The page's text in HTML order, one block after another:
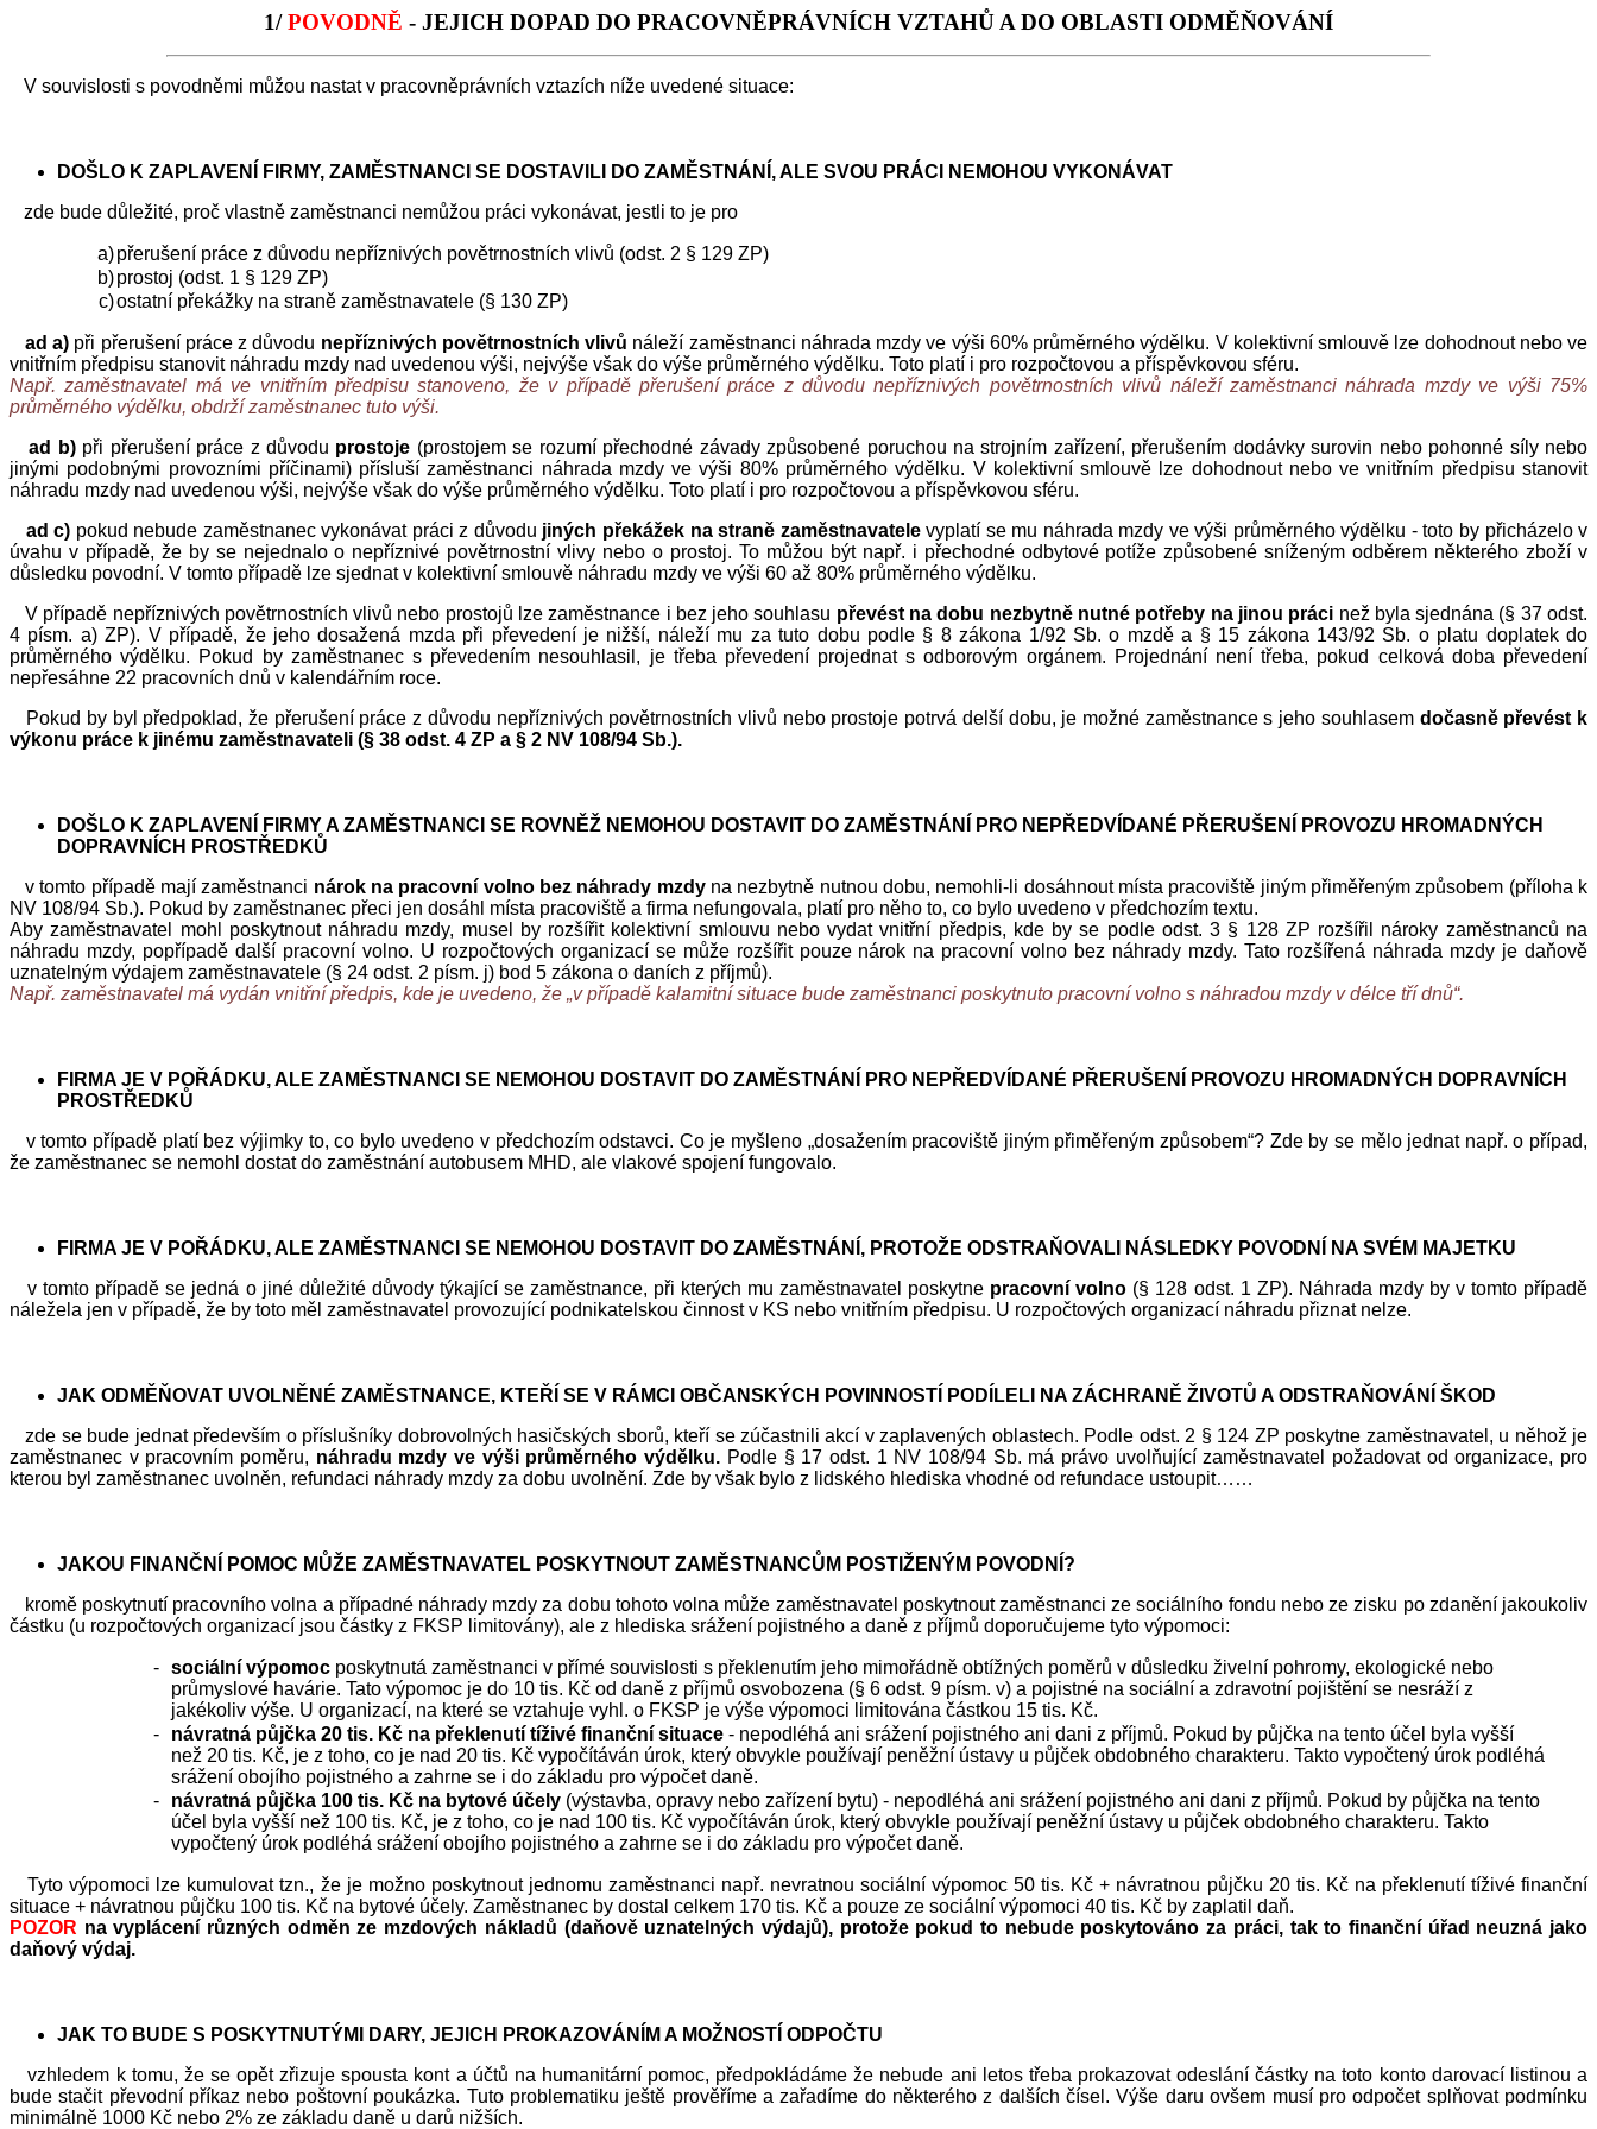
1/POVODNĚ - JEJICH DOPAD DO PRACOVNĚPRÁVNÍCH VZTAHŮ A DO OBLASTI ODMĚŇOVÁNÍ
V souvislosti s povodněmi můžou nastat v pracovněprávních vztazích níže uvedené situace:
DOŠLO K ZAPLAVENÍ FIRMY, ZAMĚSTNANCI SE DOSTAVILI DO ZAMĚSTNÁNÍ, ALE SVOU PRÁCI NEMOHOU VYKONÁVAT
zde bude důležité, proč vlastně zaměstnanci nemůžou práci vykonávat, jestli to je pro
a)přerušení práce z důvodu nepříznivých povětrnostních vlivů (odst. 2 § 129 ZP)
b)prostoj (odst. 1 § 129 ZP)
c)ostatní překážky na straně zaměstnavatele (§ 130 ZP)
ad a) při přerušení práce z důvodu nepříznivých povětrnostních vlivů náleží zaměstnanci náhrada mzdy ve výši 60% průměrného výdělku. V kolektivní smlouvě lze dohodnout nebo ve
vnitřním předpisu stanovit náhradu mzdy nad uvedenou výši, nejvýše však do výše průměrného výdělku. Toto platí i pro rozpočtovou a příspěvkovou sféru.
Např. zaměstnavatel má ve vnitřním předpisu stanoveno, že v případě přerušení práce z důvodu nepříznivých povětrnostních vlivů náleží zaměstnanci náhrada mzdy ve výši 75%
průměrného výdělku, obdrží zaměstnanec tuto výši.
ad b)při přerušení práce z důvodu prostoje (prostojem se rozumí přechodné závady způsobené poruchou na strojním zařízení, přerušením dodávky surovin nebo pohonné síly nebo
jinými podobnými provozními příčinami) přísluší zaměstnanci náhrada mzdy ve výši 80% průměrného výdělku. V kolektivní smlouvě lze dohodnout nebo ve vnitřním předpisu stanovit
náhradu mzdy nad uvedenou výši, nejvýše však do výše průměrného výdělku. Toto platí i pro rozpočtovou a příspěvkovou sféru.
ad c) pokud nebude zaměstnanec vykonávat práci z důvodu jiných překážek na straně zaměstnavatelevyplatí se mu náhrada mzdy ve výši průměrného výdělku - toto by přicházelo v
úvahu v případě, že by se nejednalo o nepříznivé povětrnostní vlivy nebo o prostoj. To můžou být např. i přechodné odbytové potíže způsobené sníženým odběrem některého zboží v
důsledku povodní. V tomto případě lze sjednat v kolektivní smlouvě náhradu mzdy ve výši 60 až 80% průměrného výdělku.
V případě nepříznivých povětrnostních vlivů nebo prostojů lze zaměstnance i bez jeho souhlasu převést na dobu nezbytně nutné potřeby na jinou práci než byla sjednána (§ 37 odst.
4 písm. a) ZP). V případě, že jeho dosažená mzda při převedení je nižší, náleží mu za tuto dobu podle § 8 zákona 1/92 Sb. o mzdě a § 15 zákona 143/92 Sb. o platu doplatek do
průměrného výdělku. Pokud by zaměstnanec s převedením nesouhlasil, je třeba převedení projednat s odborovým orgánem. Projednání není třeba, pokud celková doba převedení
nepřesáhne 22 pracovních dnů v kalendářním roce.
Pokud by byl předpoklad, že přerušení práce z důvodu nepříznivých povětrnostních vlivů nebo prostoje potrvá delší dobu, je možné zaměstnance s jeho souhlasemdočasně převést k
výkonu práce k jinému zaměstnavateli (§ 38 odst. 4 ZP a § 2 NV 108/94 Sb.).
DOŠLO K ZAPLAVENÍ FIRMY A ZAMĚSTNANCI SE ROVNĚŽ NEMOHOU DOSTAVIT DO ZAMĚSTNÁNÍ PRO NEPŘEDVÍDANÉ PŘERUŠENÍ PROVOZU HROMADNÝCH
DOPRAVNÍCH PROSTŘEDKŮ
v tomto případě mají zaměstnanci nárok na pracovní volno bez náhrady mzdyna nezbytně nutnou dobu, nemohli-li dosáhnout místa pracoviště jiným přiměřeným způsobem (příloha k
NV 108/94 Sb.). Pokud by zaměstnanec přeci jen dosáhl místa pracoviště a firma nefungovala, platí pro něho to, co bylo uvedeno v předchozím textu.
Aby zaměstnavatel mohl poskytnout náhradu mzdy, musel by rozšířit kolektivní smlouvu nebo vydat vnitřní předpis, kde by se podle odst. 3 § 128 ZP rozšířil nároky zaměstnanců na
náhradu mzdy, popřípadě další pracovní volno. U rozpočtových organizací se může rozšířit pouze nárok na pracovní volno bez náhrady mzdy. Tato rozšířená náhrada mzdy je daňově
uznatelným výdajem zaměstnavatele (§ 24 odst. 2 písm. j) bod 5 zákona o daních z příjmů).
Např. zaměstnavatel má vydán vnitřní předpis, kde je uvedeno, že „v případě kalamitní situace bude zaměstnanci poskytnuto pracovní volno s náhradou mzdy v délce tří dnů“.
FIRMA JE V POŘÁDKU, ALE ZAMĚSTNANCI SE NEMOHOU DOSTAVIT DO ZAMĚSTNÁNÍ PRO NEPŘEDVÍDANÉ PŘERUŠENÍ PROVOZU HROMADNÝCH DOPRAVNÍCH
PROSTŘEDKŮ
v tomto případě platí bez výjimky to, co bylo uvedeno v předchozím odstavci. Co je myšleno „dosažením pracoviště jiným přiměřeným způsobem“? Zde by se mělo jednat např. o případ,
že zaměstnanec se nemohl dostat do zaměstnání autobusem MHD, ale vlakové spojení fungovalo.
FIRMA JE V POŘÁDKU, ALE ZAMĚSTNANCI SE NEMOHOU DOSTAVIT DO ZAMĚSTNÁNÍ, PROTOŽE ODSTRAŇOVALI NÁSLEDKY POVODNÍ NA SVÉM MAJETKU
v tomto případě se jedná o jiné důležité důvody týkající se zaměstnance, při kterých mu zaměstnavatel poskytne pracovní volno (§ 128 odst. 1 ZP). Náhrada mzdy by v tomto případě
náležela jen v případě, že by toto měl zaměstnavatel provozující podnikatelskou činnost v KS nebo vnitřním předpisu. U rozpočtových organizací náhradu přiznat nelze.
JAK ODMĚŇOVAT UVOLNĚNÉ ZAMĚSTNANCE, KTEŘÍ SE V RÁMCI OBČANSKÝCH POVINNOSTÍ PODÍLELI NA ZÁCHRANĚ ŽIVOTŮ A ODSTRAŇOVÁNÍ ŠKOD
zde se bude jednat především o příslušníky dobrovolných hasičských sborů, kteří se zúčastnili akcí v zaplavených oblastech. Podle odst. 2 § 124 ZP poskytne zaměstnavatel, u něhož je
zaměstnanec v pracovním poměru, náhradu mzdy ve výši průměrného výdělku. Podle § 17 odst. 1 NV 108/94 Sb. má právo uvolňující zaměstnavatel požadovat od organizace, pro
kterou byl zaměstnanec uvolněn, refundaci náhrady mzdy za dobu uvolnění. Zde by však bylo z lidského hlediska vhodné od refundace ustoupit……
JAKOU FINANČNÍ POMOC MŮŽE ZAMĚSTNAVATEL POSKYTNOUT ZAMĚSTNANCŮM POSTIŽENÝM POVODNÍ?
kromě poskytnutí pracovního volna a případné náhrady mzdy za dobu tohoto volna může zaměstnavatel poskytnout zaměstnanci ze sociálního fondu nebo ze zisku po zdanění jakoukoliv
částku (u rozpočtových organizací jsou částky z FKSP limitovány), ale z hlediska srážení pojistného a daně z příjmů doporučujeme tyto výpomoci:
- sociální výpomocposkytnutá zaměstnanci v přímé souvislosti s překlenutím jeho mimořádně obtížných poměrů v důsledku živelní pohromy, ekologické nebo
průmyslové havárie. Tato výpomoc je do 10 tis. Kč od daně z příjmů osvobozena (§ 6 odst. 9 písm. v) a pojistné na sociální a zdravotní pojištění se nesráží z
jakékoliv výše. U organizací, na které se vztahuje vyhl. o FKSP je výše výpomoci limitována částkou 15 tis. Kč.
-
návratná půjčka 20 tis. Kč na překlenutí tíživé finanční situace- nepodléhá ani srážení pojistného ani dani z příjmů. Pokud by půjčka na tento účel byla vyšší
než 20 tis. Kč, je z toho, co je nad 20 tis. Kč vypočítáván úrok, který obvykle používají peněžní ústavy u půjček obdobného charakteru. Takto vypočtený úrok podléhá
srážení obojího pojistného a zahrne se i do základu pro výpočet daně.
-
návratná půjčka 100 tis. Kč na bytové účely(výstavba, opravy nebo zařízení bytu) - nepodléhá ani srážení pojistného ani dani z příjmů. Pokud by půjčka na tento
účel byla vyšší než 100 tis. Kč, je z toho, co je nad 100 tis. Kč vypočítáván úrok, který obvykle používají peněžní ústavy u půjček obdobného charakteru. Takto
vypočtený úrok podléhá srážení obojího pojistného a zahrne se i do základu pro výpočet daně.
Tyto výpomoci lze kumulovat tzn., že je možno poskytnout jednomu zaměstnanci např. nevratnou sociální výpomoc 50 tis. Kč + návratnou půjčku 20 tis. Kč na překlenutí tíživé finanční
situace + návratnou půjčku 100 tis. Kč na bytové účely. Zaměstnanec by dostal celkem 170 tis. Kč a pouze ze sociální výpomoci 40 tis. Kč by zaplatil daň.
POZOR na vyplácení různých odměn ze mzdových nákladů (daňově uznatelných výdajů), protože pokud to nebude poskytováno za práci, tak to finanční úřad neuzná jako
daňový výdaj.
JAK TO BUDE S POSKYTNUTÝMI DARY, JEJICH PROKAZOVÁNÍM A MOŽNOSTÍ ODPOČTU
vzhledem k tomu, že se opět zřizuje spousta kont a účtů na humanitární pomoc, předpokládáme že nebude ani letos třeba prokazovat odeslání částky na toto konto darovací listinou a
bude stačit převodní příkaz nebo poštovní poukázka. Tuto problematiku ještě prověříme a zařadíme do některého z dalších čísel. Výše daru ovšem musí pro odpočet splňovat podmínku
minimálně 1000 Kč nebo 2% ze základu daně u darů nižších.